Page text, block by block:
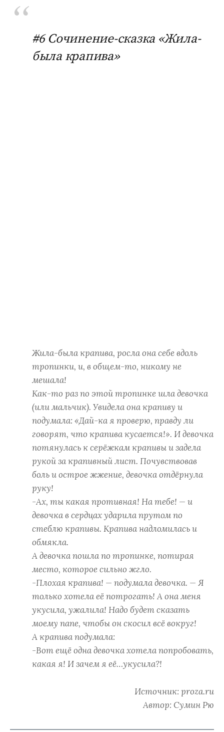
#6 Сочинение-сказка «Жила-
была крапива»
Жила-была крапива, росла она себе вдоль
тропинки, и, в общем-то, никому не
мешала!
Как-то раз по этой тропинке шла девочка
(или мальчик). Увидела она крапиву и
подумала: «Дай-ка я проверю, правду ли
говорят, что крапива кусается!». И девочка
потянулась к серёжкам крапивы и задела
рукой за крапивный лист. Почувствовав
боль и острое жжение, девочка отдёрнула
руку!
-Ах, ты какая противная! На тебе! — и
девочка в сердцах ударила прутом по
стеблю крапивы. Крапива надломилась и
обмякла.
А девочка пошла по тропинке, потирая
место, которое сильно жгло.
-Плохая крапива! — подумала девочка. — Я
только хотела её потрогать! А она меня
укусила, ужалила! Надо будет сказать
моему папе, чтобы он скосил всё вокруг!
А крапива подумала:
-Вот ещё одна девочка хотела попробовать,
какая я! И зачем я её…укусила?!
Источник: proza.ru
Автор: Сумин Рю